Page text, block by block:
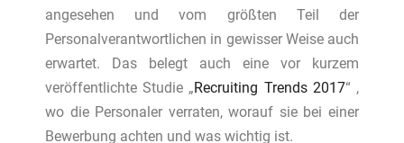
angesehen und vom größten Teil der
Personalverantwortlichen in gewisser Weise auch
erwartet. Das belegt auch eine vor kurzem
veröffentlichte Studie „Recruiting Trends 2017“ ,
wo die Personaler verraten, worauf sie bei einer
Bewerbung achten und was wichtig ist.